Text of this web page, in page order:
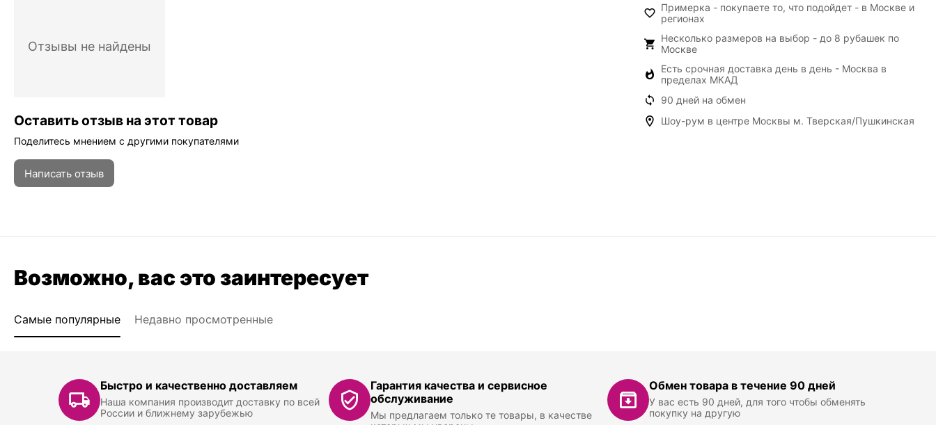
Примерка - покупаете то, что подойдет - в Москве и
регионах
Несколько размеров на выбор - до 8 рубашек по
Москве
Есть срочная доставка день в день - Москва в
пределах МКАД
90 дней на обмен
Шоу-рум в центре Москвы м. Тверская/Пушкинская
Отзывы не найдены
Оставить отзыв на этот товар
Поделитесь мнением с другими покупателями
Написать отзыв
Возможно, вас это заинтересует
Самые популярные Недавно просмотренные
Быстро и качественно доставляем
Наша компания производит доставку по всей
России и ближнему зарубежью
Гарантия качества и сервисное
обслуживание
Мы предлагаем только те товары, в качестве
Обмен товара в течение 90 дней
У вас есть 90 дней, для того чтобы обменять
покупку на другую